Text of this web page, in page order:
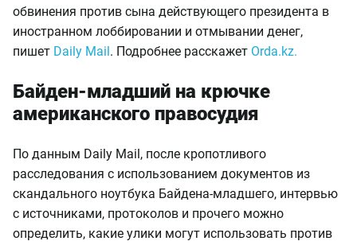
обвинения против сына действующего президента в
иностранном лоббировании и отмывании денег,
пишет Daily Mail. Подробнее расскажет Orda.kz.
Байден-младший на крючке
американского правосудия
По данным Daily Mail, после кропотливого
расследования с использованием документов из
скандального ноутбука Байдена-младшего, интервью
с источниками, протоколов и прочего можно
определить, какие улики могут использовать против